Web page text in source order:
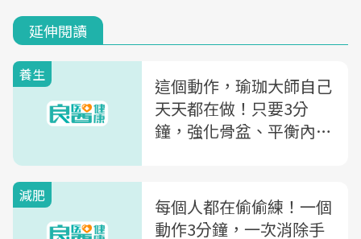
延伸閱讀
養生
這個動作，瑜珈大師自己
天天都在做！只要3分
鐘，強化骨盆、平衡內分
減肥
每個人都在偷偷練！一個
動作3分鐘，一次消除手